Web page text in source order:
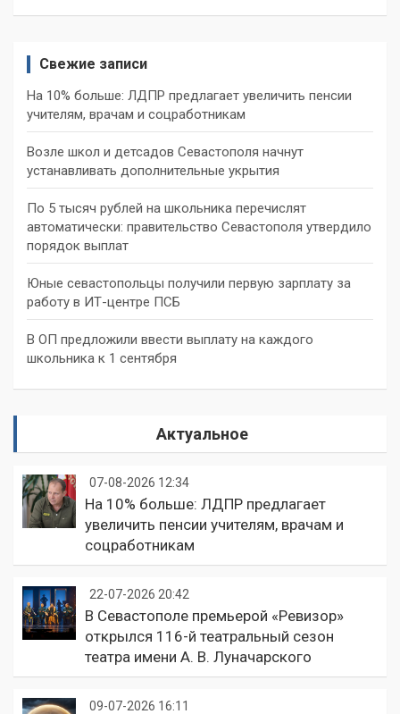
Свежие записи
На 10% больше: ЛДПР предлагает увеличить пенсии
учителям, врачам и соцработникам
Возле школ и детсадов Севастополя начнут
устанавливать дополнительные укрытия
По 5 тысяч рублей на школьника перечислят
автоматически: правительство Севастополя утвердило
порядок выплат
Юные севастопольцы получили первую зарплату за
работу в ИТ-центре ПСБ
В ОП предложили ввести выплату на каждого
школьника к 1 сентября
Актуальное
07-08-2026 12:34
На 10% больше: ЛДПР предлагает
увеличить пенсии учителям, врачам и
соцработникам
22-07-2026 20:42
В Севастополе премьерой «Ревизор»
открылся 116-й театральный сезон
театра имени А. В. Луначарского
09-07-2026 16:11